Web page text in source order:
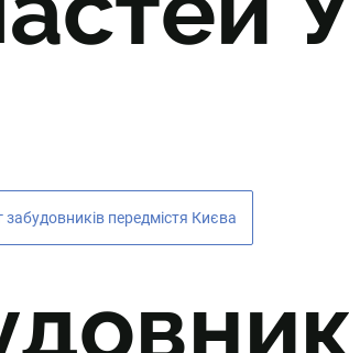
забудовників передмістя Києва